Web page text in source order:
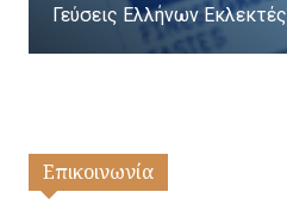
Γεύσεις Ελλήνων Εκλεκτές
Επικοινωνία